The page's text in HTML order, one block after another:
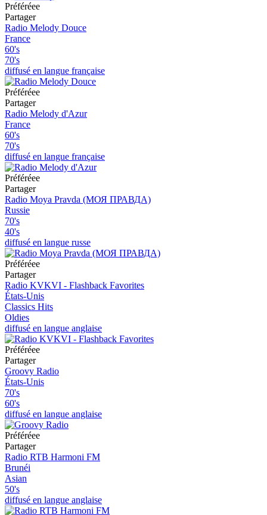
Préféréeе
Partager
Radio Melody Douce
France
60's
70's
diffusé en langue française
Préféréeе
Partager
Radio Melody d'Azur
France
60's
70's
diffusé en langue française
Préféréeе
Partager
Radio Moya Pravda (МОЯ ПРАВДА)
Russie
70's
40's
diffusé en langue russe
Préféréeе
Partager
Radio KVKVI - Flashback Favorites
États-Unis
Classics Hits
Oldies
diffusé en langue anglaise
Préféréeе
Partager
Groovy Radio
États-Unis
70's
60's
diffusé en langue anglaise
Préféréeе
Partager
Radio RTB Harmoni FM
Brunéi
Asian
50's
diffusé en langue anglaise